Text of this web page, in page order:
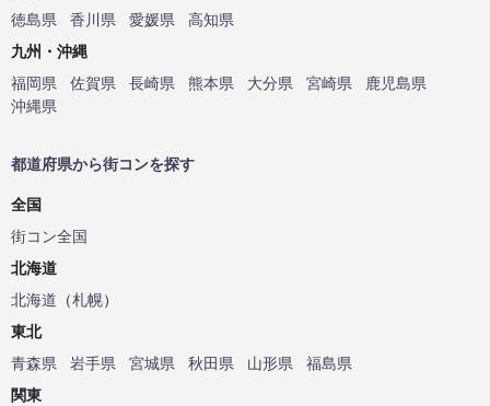
徳島県
香川県 愛媛県
高知県
九州・沖縄
福岡県
佐賀県 長崎県 熊本県 大分県 宮崎県
鹿児島県
沖縄県
都道府県から街コンを探す
全国
街コン全国
北海道
北海道 （札幌）
東北
青森県
岩手県 宮城県 秋田県 山形県
福島県
関東